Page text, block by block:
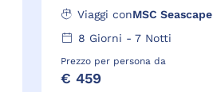
Viaggi conMSC Seascape
8 Giorni - 7Notti
Prezzo per persona da
€ 459